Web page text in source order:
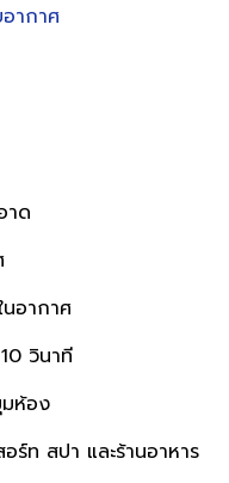
ากาศ
าด
อากาศ
วินาที
ห้อง
ร์ท สปา และร้านอาหาร